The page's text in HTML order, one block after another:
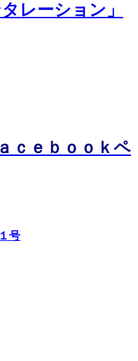
レーション」
ｃｅｂｏｏｋペ
号